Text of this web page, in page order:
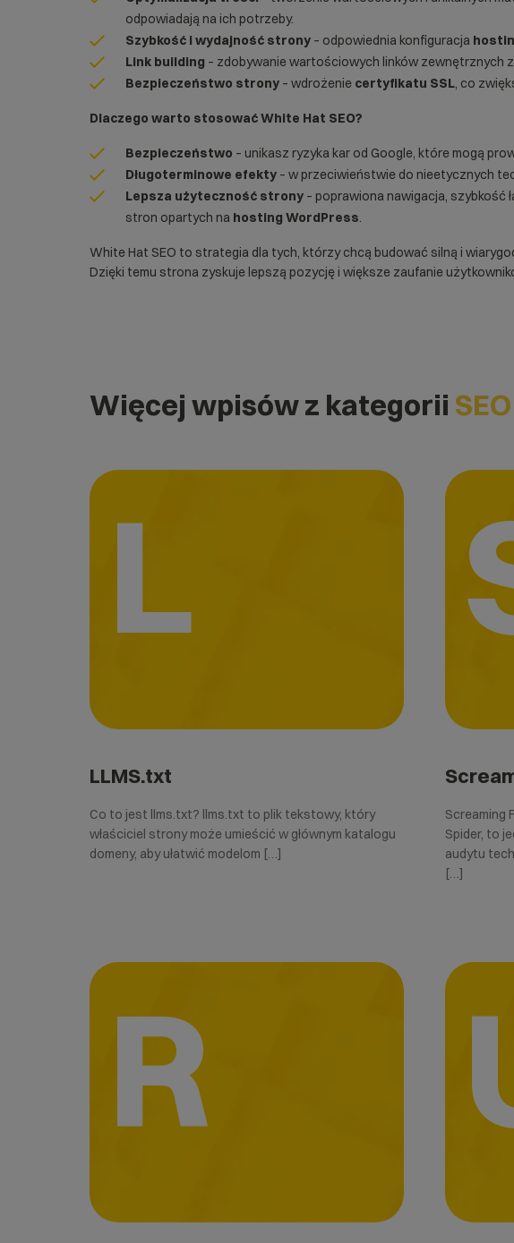
odpowiadają na ich potrzeby.
Szybkość i wydajność strony – odpowiednia konfiguracja
Link building – zdobywanie wartościowych linków zewnętrznych
Bezpieczeństwo strony – wdrożenie certyfikatu SSL, co
Dlaczego warto stosować White Hat SEO?
Bezpieczeństwo – unikasz ryzyka kar od Google, które mogą
Długoterminowe efekty – w przeciwieństwie do nieetycznych
Lepsza użyteczność strony – poprawiona nawigacja,
stron opartych na hosting WordPress.
White Hat SEO to strategia dla tych, którzy chcą budować silną i
Dzięki temu strona zyskuje lepszą pozycję i większe zaufanie
Więcej wpisów z kategorii
L
LLMS.txt
Co to jest llms.txt? llms.txt to plik tekstowy, który
właściciel strony może umieścić w głównym katalogu
domeny, aby ułatwić modelom […]
Screaming
Spider, to
audytu
[…]
R